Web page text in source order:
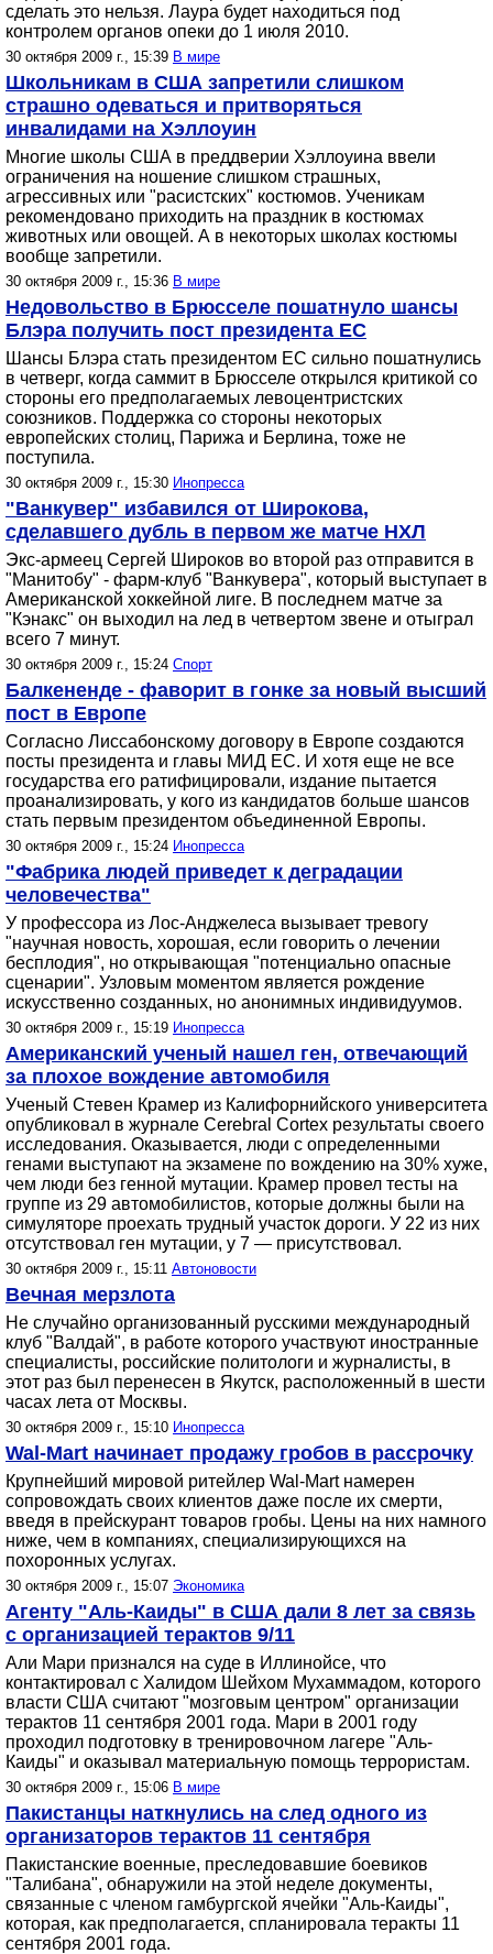
сделать это нельзя. Лаура будет находиться под
контролем органов опеки до 1 июля 2010.
30 октября 2009 г., 15:39 В мире
Школьникам в США запретили слишком
страшно одеваться и притворяться
инвалидами на Хэллоуин
Многие школы США в преддверии Хэллоуина ввели
ограничения на ношение слишком страшных,
агрессивных или "расистских" костюмов. Ученикам
рекомендовано приходить на праздник в костюмах
животных или овощей. А в некоторых школах костюмы
вообще запретили.
30 октября 2009 г., 15:36 В мире
Недовольство в Брюсселе пошатнуло шансы
Блэра получить пост президента ЕС
Шансы Блэра стать президентом ЕС сильно пошатнулись
в четверг, когда саммит в Брюсселе открылся критикой со
стороны его предполагаемых левоцентристских
союзников. Поддержка со стороны некоторых
европейских столиц, Парижа и Берлина, тоже не
поступила.
30 октября 2009 г., 15:30 Инопресса
"Ванкувер" избавился от Широкова,
сделавшего дубль в первом же матче НХЛ
Экс-армеец Сергей Широков во второй раз отправится в
"Манитобу" - фарм-клуб "Ванкувера", который выступает в
Американской хоккейной лиге. В последнем матче за
"Кэнакс" он выходил на лед в четвертом звене и отыграл
всего 7 минут.
30 октября 2009 г., 15:24 Спорт
Балкененде - фаворит в гонке за новый высший
пост в Европе
Согласно Лиссабонскому договору в Европе создаются
посты президента и главы МИД ЕС. И хотя еще не все
государства его ратифицировали, издание пытается
проанализировать, у кого из кандидатов больше шансов
стать первым президентом объединенной Европы.
30 октября 2009 г., 15:24 Инопресса
"Фабрика людей приведет к деградации
человечества"
У профессора из Лос-Анджелеса вызывает тревогу
"научная новость, хорошая, если говорить о лечении
бесплодия", но открывающая "потенциально опасные
сценарии". Узловым моментом является рождение
искусственно созданных, но анонимных индивидуумов.
30 октября 2009 г., 15:19 Инопресса
Американский ученый нашел ген, отвечающий
за плохое вождение автомобиля
Ученый Стевен Крамер из Калифорнийского университета
опубликовал в журнале Cerebral Cortex результаты своего
исследования. Оказывается, люди с определенными
генами выступают на экзамене по вождению на 30% хуже,
чем люди без генной мутации. Крамер провел тесты на
группе из 29 автомобилистов, которые должны были на
симуляторе проехать трудный участок дороги. У 22 из них
отсутствовал ген мутации, у 7 — присутствовал.
30 октября 2009 г., 15:11 Автоновости
Вечная мерзлота
Не случайно организованный русскими международный
клуб "Валдай", в работе которого участвуют иностранные
специалисты, российские политологи и журналисты, в
этот раз был перенесен в Якутск, расположенный в шести
часах лета от Москвы.
30 октября 2009 г., 15:10 Инопресса
Wal-Mart начинает продажу гробов в рассрочку
Крупнейший мировой ритейлер Wal-Mart намерен
сопровождать своих клиентов даже после их смерти,
введя в прейскурант товаров гробы. Цены на них намного
ниже, чем в компаниях, специализирующихся на
похоронных услугах.
30 октября 2009 г., 15:07 Экономика
Агенту "Аль-Каиды" в США дали 8 лет за связь
с организацией терактов 9/11
Али Мари признался на суде в Иллинойсе, что
контактировал с Халидом Шейхом Мухаммадом, которого
власти США считают "мозговым центром" организации
терактов 11 сентября 2001 года. Мари в 2001 году
проходил подготовку в тренировочном лагере "Аль-
Каиды" и оказывал материальную помощь террористам.
30 октября 2009 г., 15:06 В мире
Пакистанцы наткнулись на след одного из
организаторов терактов 11 сентября
Пакистанские военные, преследовавшие боевиков
"Талибана", обнаружили на этой неделе документы,
связанные с членом гамбургской ячейки "Аль-Каиды",
которая, как предполагается, спланировала теракты 11
сентября 2001 года.